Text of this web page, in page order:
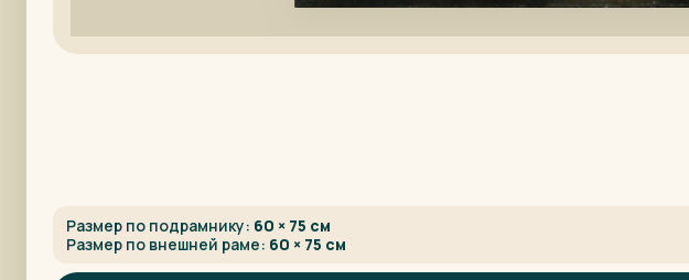
Размер по подрамнику: 60 × 75 см
Размер по внешней раме: 60 × 75 см